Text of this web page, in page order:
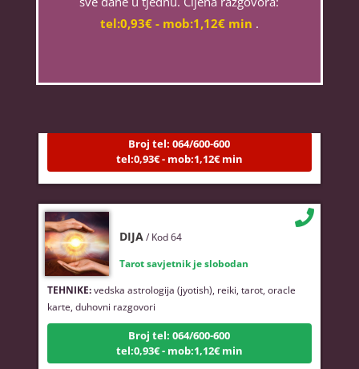
tel:0,93€ - mob:1,12€ min .
tel:0,93€ - mob:1,12€ min
TEHNIKE:vedska astrologija (jyotish), reiki, tarot, oracle
karte, duhovni razgovori
Broj tel: 064/600-600
tel:0,93€ - mob:1,12€ min